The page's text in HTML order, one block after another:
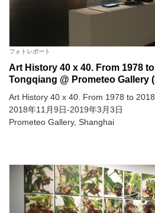
フォトレポート
Art History 40 x 40. From 1978
Tongqiang @ Prometeo Gallery
Art History 40 x 40. From 1978 to
2018年11月9日-2019年3月3日
Prometeo Gallery, Shanghai